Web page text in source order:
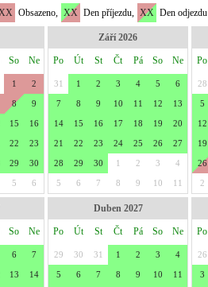
Obsazeno, XX Den příjezdu, XX Den odjezdu
So Ne
1 2
8 9
15 16
22 23
29 30
5 6
Září 2026
Po Út St Čt Pá So Ne
31 1 2 3 4 5 6
7 8 9 10 11 12 13
14 15 16 17 18 19 20
21 22 23 24 25 26 27
28 29 30 1 2 3 4
5 6 7 8 9 10 11
Po
28
5
12
19
26
2
So Ne
6 7
13 14
Duben 2027
Po Út St Čt Pá So Ne
29 30 31 1 2 3 4
5 6 7 8 9 10 11
Po
26
3